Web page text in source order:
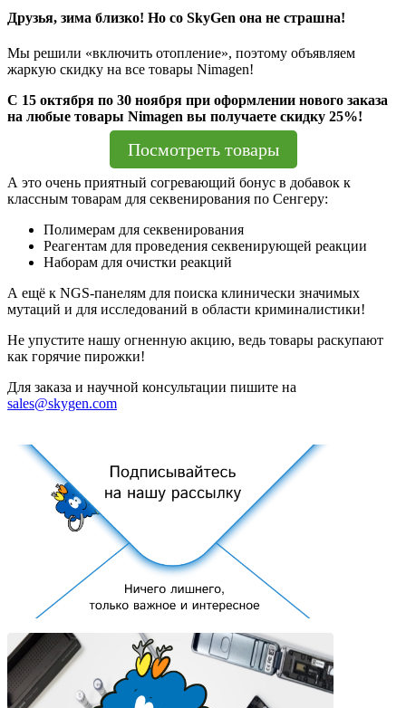
Друзья, зима близко! Но со SkyGen она не страшна!
Мы решили «включить отопление», поэтому объявляем
жаркую скидку на все товары Nimagen!
С 15 октября по 30 ноября при оформлении нового заказа
на любые товары Nimagen вы получаете скидку 25%!
Посмотреть товары
А это очень приятный согревающий бонус в добавок к
классным товарам для секвенирования по Сенгеру:
Полимерам для секвенирования
Реагентам для проведения секвенирующей реакции
Наборам для очистки реакций
А ещё к NGS-панелям для поиска клинически значимых
мутаций и для исследований в области криминалистики!
Не упустите нашу огненную акцию, ведь товары раскупают
как горячие пирожки!
Для заказа и научной консультации пишите на
sales@skygen.com